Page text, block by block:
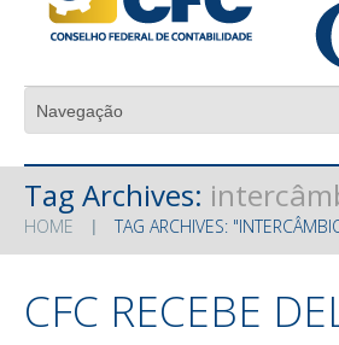
Tag Archives:
HOME TAG ARCHIVES:
CFC RECEBE